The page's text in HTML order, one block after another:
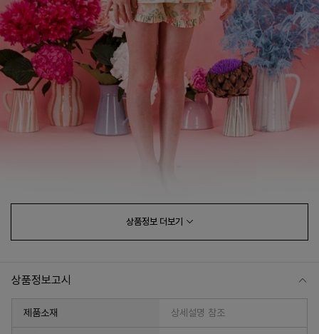
상품정보 더보기
상품정보고시
제품소재 상세설명 참조